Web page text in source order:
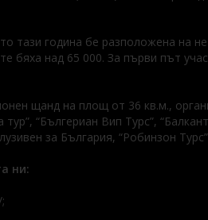
тази година бе разполoжена на
бяха над 65 000. За първи път
щанд на площ от 36 кв.м.,
“Бългериан Вип Турс”,
за България, “Робинзон
ни: